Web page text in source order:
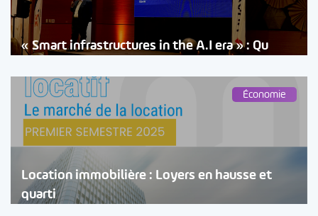
« Smart infrastructures in the A.I era » : Qu
Économie
Location immobilière : Loyers en hausse et
quarti